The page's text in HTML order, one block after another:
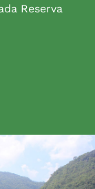
Reserva